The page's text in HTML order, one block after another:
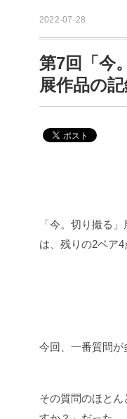
2022-07-28
第7回「今
展作品の
「今。切り撮る
は、残りの2ペア4
今回、一番質問が
その質問のほと